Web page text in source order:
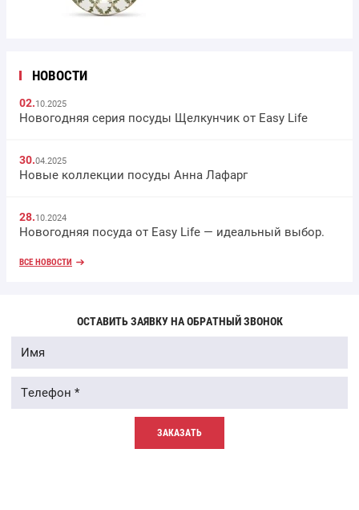
НОВОСТИ
02.10.2025
Новогодняя серия посуды Щелкунчик от Easy Life
30.04.2025
Новые коллекции посуды Анна Лафарг
28.10.2024
Новогодняя посуда от Easy Life — идеальный выбор.
ВСЕ НОВОСТИ
ОСТАВИТЬ ЗАЯВКУ НА ОБРАТНЫЙ ЗВОНОК
ЗАКАЗАТЬ